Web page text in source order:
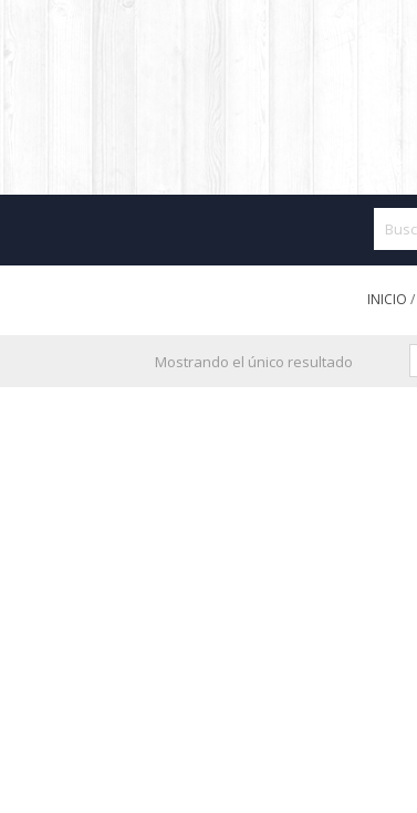
INICIO /
Mostrando el único resultado